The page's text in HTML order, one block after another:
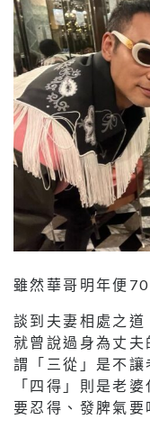
雖然華哥明年便
談到夫妻相處之道
就曾說過身為丈
謂「三從」是不
「四得」則是老
要忍得、發脾氣要